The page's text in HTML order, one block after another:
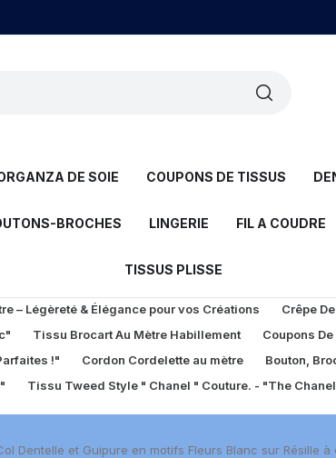
DE SOIE COUPONS DE TISSUS
BROCHES LINGERIE FIL A COUDRE
TISSUS PLISSE
– Légèreté & Élégance pour vos Créations Crêpe
Tissu Brocart Au Mètre Habillement Coupons
!" Cordon Cordelette au mètre Bouton,
Tissu Tweed Style " Chanel " Couture. - "The
Dentelle et Guipure en motifs Fleurs Blanc sur Résille à